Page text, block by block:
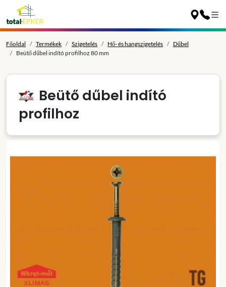
Főoldal Termékek Szigetelés Hő- és hangszigetelés
Dűbel
Beütő dűbel indító profilhoz 80 mm
Beütő dűbel indító
profilhoz